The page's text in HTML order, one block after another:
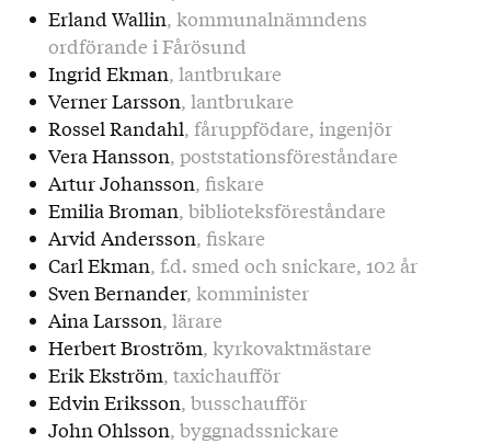
Erland Wallin, kommunalnämndens
ordförande i Fårösund
Ingrid Ekman, lantbrukare
Verner Larsson, lantbrukare
Rossel Randahl, fåruppfödare, ingenjör
Vera Hansson, poststationsföreståndare
Artur Johansson, fiskare
Emilia Broman, biblioteksföreståndare
Arvid Andersson, fiskare
Carl Ekman, f.d. smed och snickare, 102 år
Sven Bernander, komminister
Aina Larsson, lärare
Herbert Broström, kyrkovaktmästare
Erik Ekström, taxichaufför
Edvin Eriksson, busschaufför
John Ohlsson, byggnadssnickare